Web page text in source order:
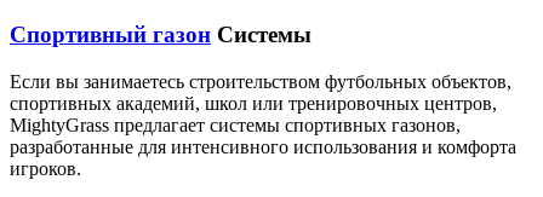
Спортивный газон Системы
Если вы занимаетесь строительством футбольных объектов,
спортивных академий, школ или тренировочных центров,
MightyGrass предлагает системы спортивных газонов,
разработанные для интенсивного использования и комфорта
игроков.